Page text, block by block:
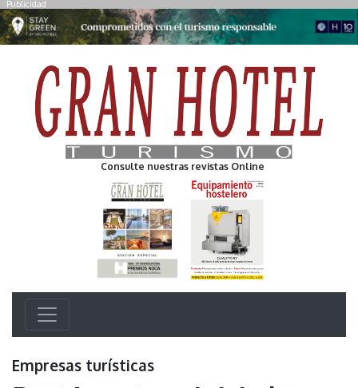
Publicidad
Consulte nuestras revistas Online
Empresas turísticas